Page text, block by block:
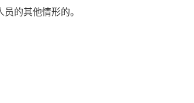
的其他情形的。